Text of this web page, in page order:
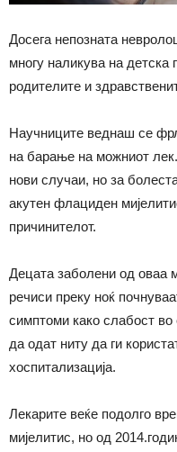
Досега непозната
многу наликува на детска
родителите и
Научниците веднаш се
на барање на можниот
нови случаи, но за
акутен флациден
причинителот.
Децата заболени од оваа
речиси преку ноќ
симптоми како слабост
да одат ниту да ги
хоспитализација.
Лекарите веќе подолго
мијелитис, но од